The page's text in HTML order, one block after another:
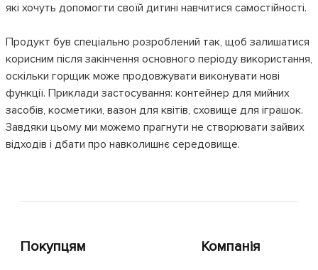
які хочуть допомогти своїй дитині навчитися самостійності.
Продукт був спеціально розроблений так, щоб залишатися
корисним після закінчення основного періоду використання,
оскільки горщик може продовжувати виконувати нові
функції. Приклади застосування: контейнер для мийних
засобів, косметики, вазон для квітів, сховище для іграшок.
Завдяки цьому ми можемо прагнути не створювати зайвих
відходів і дбати про навколишнє середовище.
Покупцям Компанія